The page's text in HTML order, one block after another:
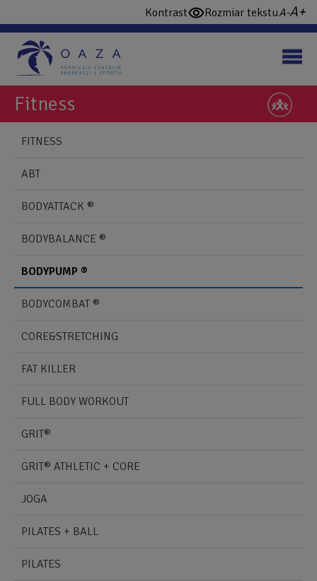
do
treści
Kontrastwłącz
wysoki
Rozmiar tekstu
Fitness
Back
top
NAWIGUJ
FITNESS
ABT
BODYATTACK ®
BODYBALANCE ®
BODYPUMP ®
BODYCOMBAT ®
CORE&STRETCHING
FAT KILLER
FULL BODY WORKOUT
GRIT®
GRIT® ATHLETIC + CORE
JOGA
PILATES + BALL
PILATES